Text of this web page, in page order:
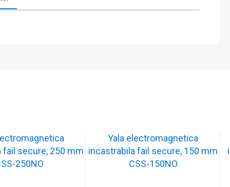
fail secure, 250 mm
250NO
Yala electromagnetica
incastrabila fail secure, 150 mm
CSS-150NO